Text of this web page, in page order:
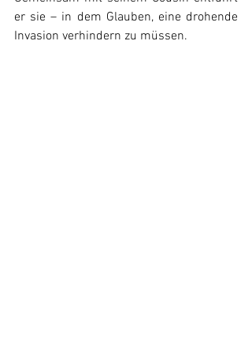
er sie – in dem Glauben, eine drohende
Invasion verhindern zu müssen.